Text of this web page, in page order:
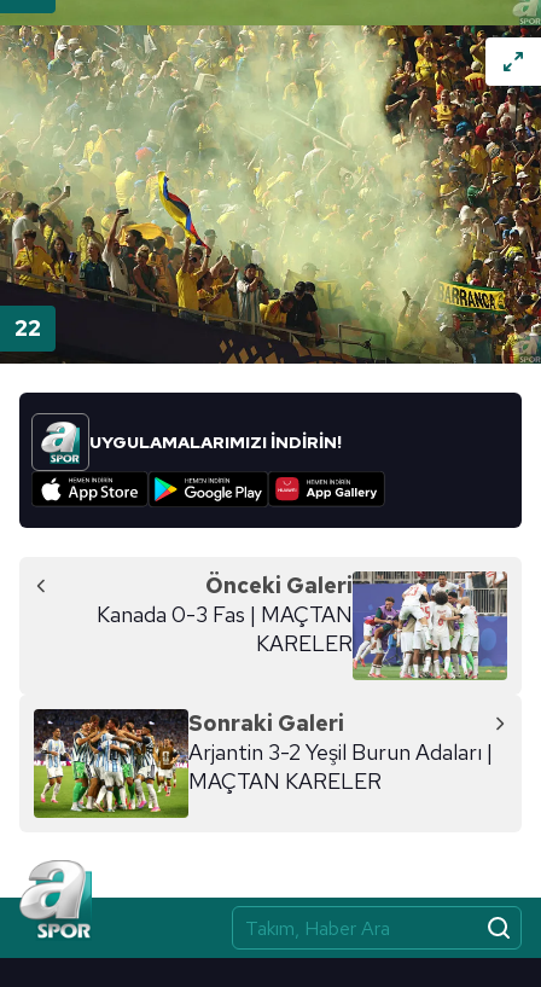
UYGULAMALARIMIZI İNDİRİN!
Önceki Galeri
Kanada 0-3 Fas | MAÇTAN
KARELER
Sonraki Galeri
Arjantin 3-2 Yeşil Burun Adaları |
MAÇTAN KARELER